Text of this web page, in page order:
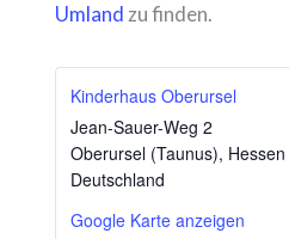
Umland zu finden.
Kinderhaus Oberursel
Jean-Sauer-Weg 2
Oberursel (Taunus), Hessen
Deutschland
Google Karte anzeigen